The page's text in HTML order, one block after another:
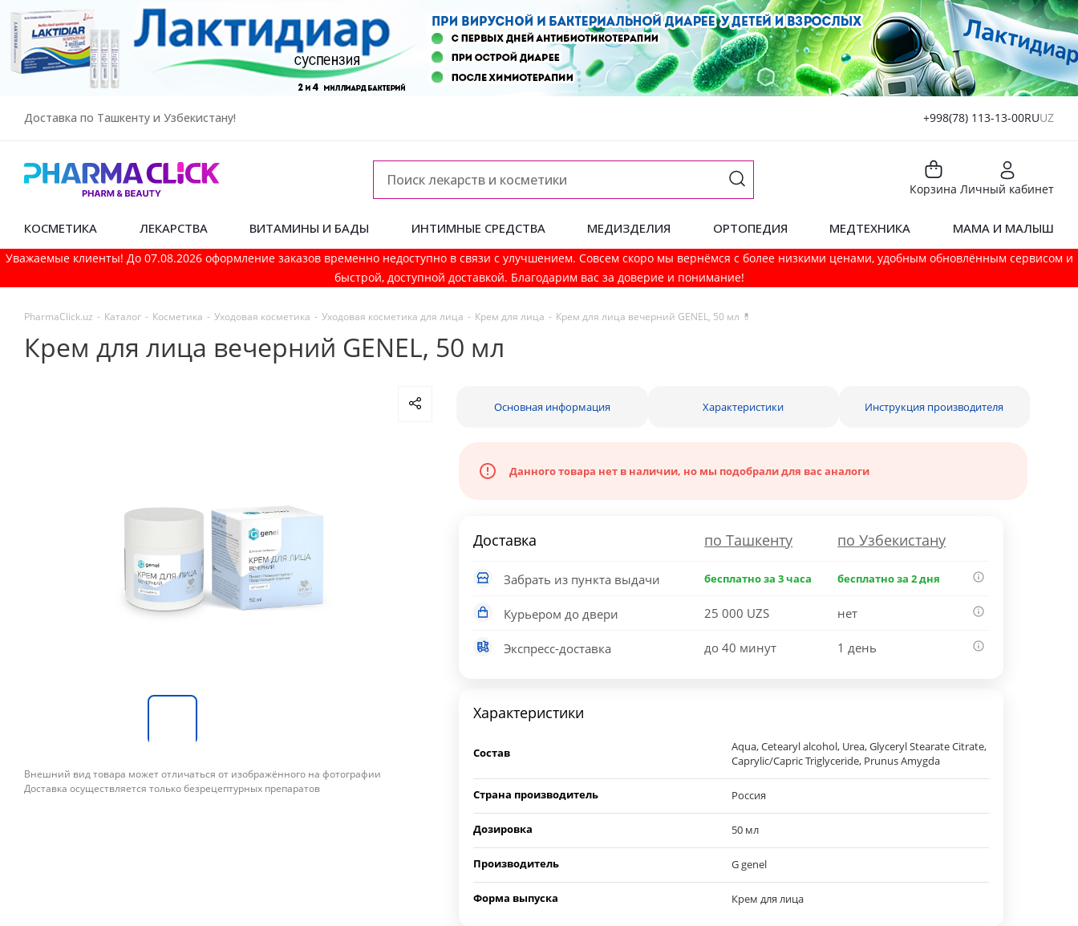
Доставка по Ташкенту и Узбекистану! +998(78) 113-13-00RUUZ
Корзина Личный кабинет
КОСМЕТИКА ЛЕКАРСТВА ВИТАМИНЫ И БАДЫ ИНТИМНЫЕ СРЕДСТВА МЕДИЗДЕЛИЯ ОРТОПЕДИЯ МЕДТЕХНИКА МАМА И МАЛЫШ
Уважаемые клиенты! До 07.08.2026 оформление заказов временно недоступно в связи с улучшением. Совсем скоро мы вернёмся с более низкими ценами, удобным обновлённым сервисом и
быстрой, доступной доставкой. Благодарим вас за доверие и понимание!
PharmaСlick.uz - Каталог - Косметика - Уходовая косметика - Уходовая косметика для лица - Крем для лица - Крем для лица вечерний GENEL, 50 мл 💊
Крем для лица вечерний GENEL, 50 мл
Внешний вид товара может отличаться от изображённого на фотографии
Доставка осуществляется только безрецептурных препаратов
Основная информация Характеристики Инструкция производителя
Данного товара нет в наличии, но мы подобрали для вас аналоги
Доставка по Ташкенту по Узбекистану
Забрать из пункта выдачи бесплатно за 3 часа бесплатно за 2 дня
Курьером до двери 25 000 UZS нет
Экспресс-доставка до 40 минут 1 день
Характеристики
Состав
Aqua, Cetearyl alcohol, Urea, Glyceryl Stearate Citrate,
Caprylic/Capric Triglyceride, Prunus Amygda
Страна производитель Россия
Дозировка 50 мл
Производитель G genel
Форма выпуска Крем для лица